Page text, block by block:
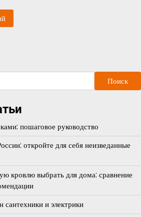
Поиск
пошаговое руководство
откройте для себя неизведанные
кровлю выбрать для дома: сравнение
и электрики